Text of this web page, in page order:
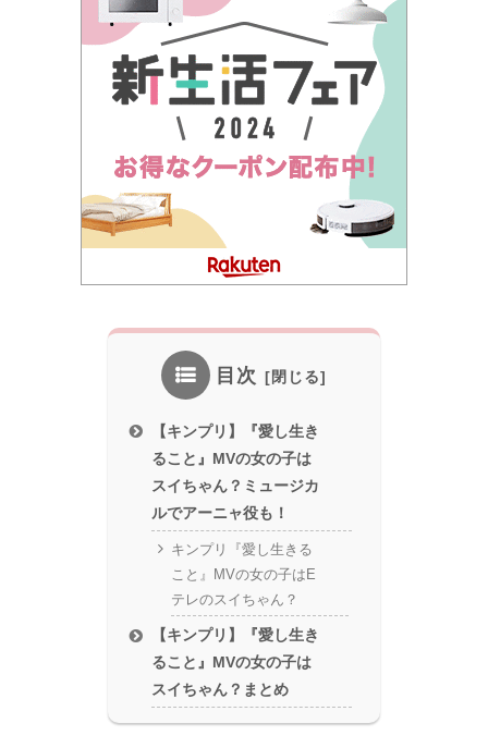
目次
【キンプリ】『愛し生き
ること』MVの女の子は
スイちゃん？ミュージカ
ルでアーニャ役も！
キンプリ『愛し生きる
こと』MVの女の子はE
テレのスイちゃん？
【キンプリ】『愛し生き
ること』MVの女の子は
スイちゃん？まとめ